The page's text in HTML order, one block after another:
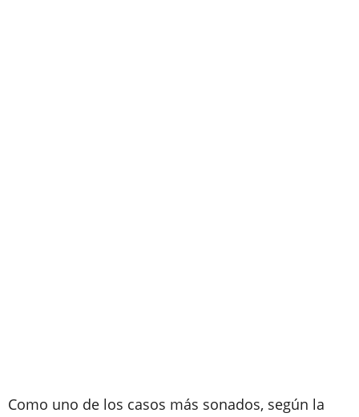
Como uno de los casos más sonados, según la